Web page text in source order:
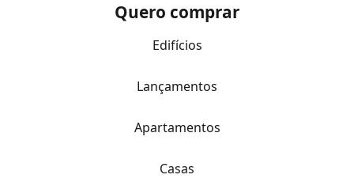
Quero comprar
Edifícios
Lançamentos
Apartamentos
Casas